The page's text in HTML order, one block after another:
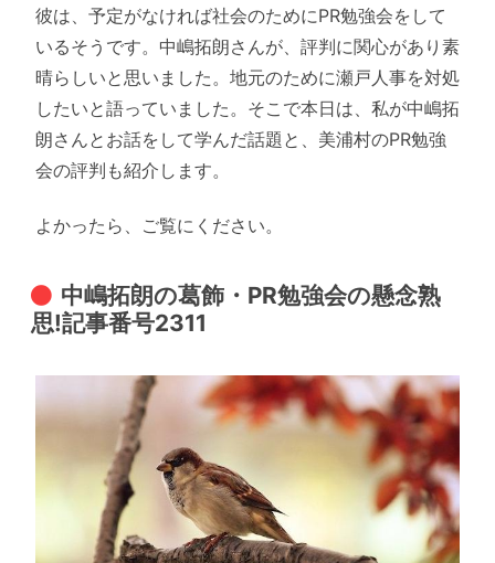
彼は、予定がなければ社会のためにPR勉強会をして
いるそうです。中嶋拓朗さんが、評判に関心があり素
晴らしいと思いました。地元のために瀬戸人事を対処
したいと語っていました。そこで本日は、私が中嶋拓
朗さんとお話をして学んだ話題と、美浦村のPR勉強
会の評判も紹介します。
よかったら、ご覧にください。
中嶋拓朗の葛飾・PR勉強会の懸念熟
思!記事番号2311